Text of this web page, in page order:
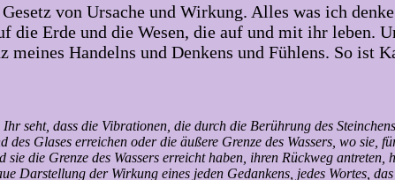
von Ursache und Wirkung. Alles was ich
Erde und die Wesen, die auf und mit ihr leben.
Handelns und Denkens und Fühlens. So ist
seht, dass die Vibrationen, die durch die Berührung des
Glases erreichen oder die äußere Grenze des Wassers, wo sie,
die Grenze des Wassers erreicht haben, ihren Rückweg
Darstellung der Wirkung eines jeden Gedankens, jedes Wortes,